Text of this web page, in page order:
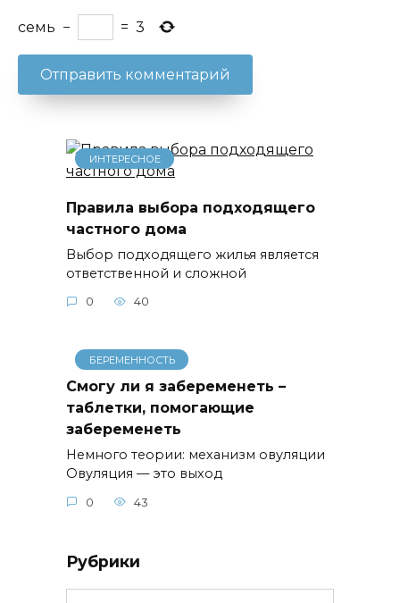
семь − = 3
ИНТЕРЕСНОЕ
Правила выбора подходящего
частного дома
Выбор подходящего жилья является
ответственной и сложной
0 40
БЕРЕМЕННОСТЬ
Смогу ли я забеременеть –
таблетки, помогающие
забеременеть
Немного теории: механизм овуляции
Овуляция — это выход
0 43
Рубрики